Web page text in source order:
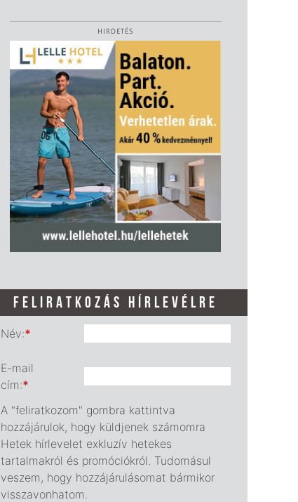
HIRDETÉS
FELIRATKOZÁS HÍRLEVÉLRE
Név:*
E-mail
cím:*
A "feliratkozom" gombra kattintva
hozzájárulok, hogy küldjenek számomra
Hetek hírlevelet exkluzív hetekes
tartalmakról és promóciókról. Tudomásul
veszem, hogy hozzájárulásomat bármikor
visszavonhatom.